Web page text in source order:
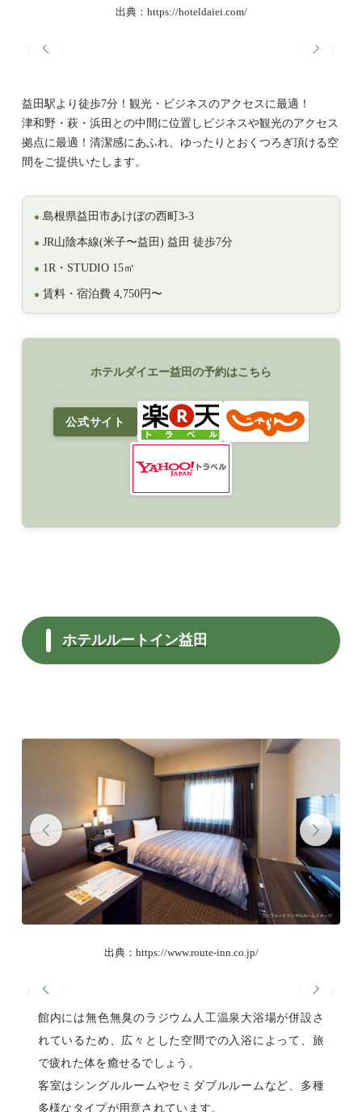
出典：https://hoteldaiei.com/
益田駅より徒歩7分！観光・ビジネスのアクセスに最適！
津和野・萩・浜田との中間に位置しビジネスや観光のアクセス
拠点に最適！清潔感にあふれ、ゆったりとおくつろぎ頂ける空
間をご提供いたします。
島根県益田市あけぼの西町3-3
JR山陰本線(米子〜益田) 益田 徒歩7分
1R・STUDIO 15㎡
賃料・宿泊費 4,750円〜
ホテルダイエー益田の予約はこちら
公式サイト
ホテルルートイン益田
出典：https://www.route-inn.co.jp/
館内には無色無臭のラジウム人工温泉大浴場が併設さ
れているため、広々とした空間での入浴によって、旅
で疲れた体を癒せるでしょう。
客室はシングルルームやセミダブルルームなど、多種
多様なタイプが用意されています。